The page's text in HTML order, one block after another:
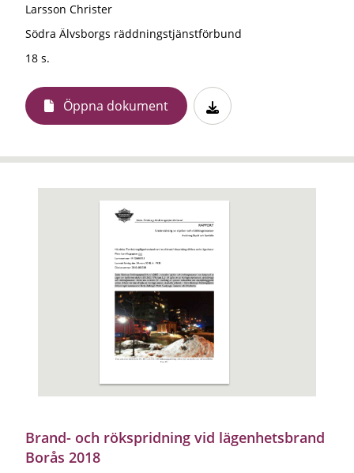
Larsson Christer
Södra Älvsborgs räddningstjänstförbund
18 s.
Öppna dokument
Brand- och rökspridning vid lägenhetsbrand
Borås 2018